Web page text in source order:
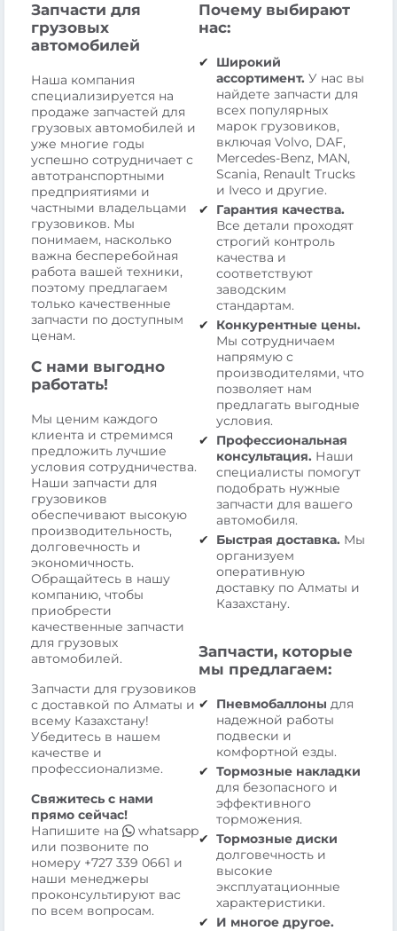
Запчасти для
грузовых
автомобилей
Наша компания
специализируется на
продаже запчастей для
грузовых автомобилей и
уже многие годы
успешно сотрудничает с
автотранспортными
предприятиями и
частными владельцами
грузовиков. Мы
понимаем, насколько
важна бесперебойная
работа вашей техники,
поэтому предлагаем
только качественные
запчасти по доступным
ценам.
С нами выгодно
работать!
Мы ценим каждого
клиента и стремимся
предложить лучшие
условия сотрудничества.
Наши запчасти для
грузовиков
обеспечивают высокую
производительность,
долговечность и
экономичность.
Обращайтесь в нашу
компанию, чтобы
приобрести
качественные запчасти
для грузовых
автомобилей.
Запчасти для грузовиков
с доставкой по Алматы и
всему Казахстану!
Убедитесь в нашем
качестве и
профессионализме.
Свяжитесь с нами
прямо сейчас!
Напишите на
whatsapp
или позвоните по
номеру +727 339 0661 и
наши менеджеры
проконсультируют вас
по всем вопросам.
Почему выбирают
нас:
Широкий
ассортимент. У нас вы
найдете запчасти для
всех популярных
марок грузовиков,
включая Volvo, DAF,
Mercedes-Benz, MAN,
Scania, Renault Trucks
и Iveco и другие.
Гарантия качества.
Все детали проходят
строгий контроль
качества и
соответствуют
заводским
стандартам.
Конкурентные цены.
Мы сотрудничаем
напрямую с
производителями, что
позволяет нам
предлагать выгодные
условия.
Профессиональная
консультация. Наши
специалисты помогут
подобрать нужные
запчасти для вашего
автомобиля.
Быстрая доставка. Мы
организуем
оперативную
доставку по Алматы и
Казахстану.
Запчасти, которые
мы предлагаем:
Пневмобаллоны для
надежной работы
подвески и
комфортной езды.
Тормозные накладки
для безопасного и
эффективного
торможения.
Тормозные диски
долговечность и
высокие
эксплуатационные
характеристики.
И многое другое.